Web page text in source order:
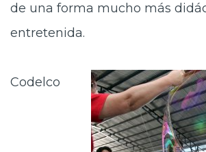
de una forma mucho más
entretenida.
Codelco